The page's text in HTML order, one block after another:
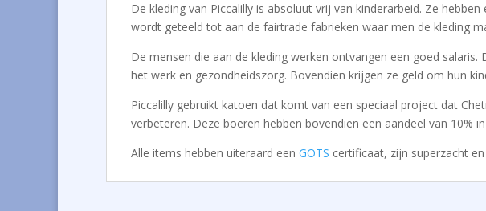
De kleding van Piccalilly is absoluut vrij van kinderarbeid. Ze
wordt geteeld tot aan de fairtrade fabrieken waar men de kleding
De mensen die aan de kleding werken ontvangen een goed
het werk en gezondheidszorg. Bovendien krijgen ze geld om hun
Piccalilly gebruikt katoen dat komt van een speciaal project dat
verbeteren. Deze boeren hebben bovendien een aandeel van 10%
Alle items hebben uiteraard een GOTS certificaat, zijn superzacht